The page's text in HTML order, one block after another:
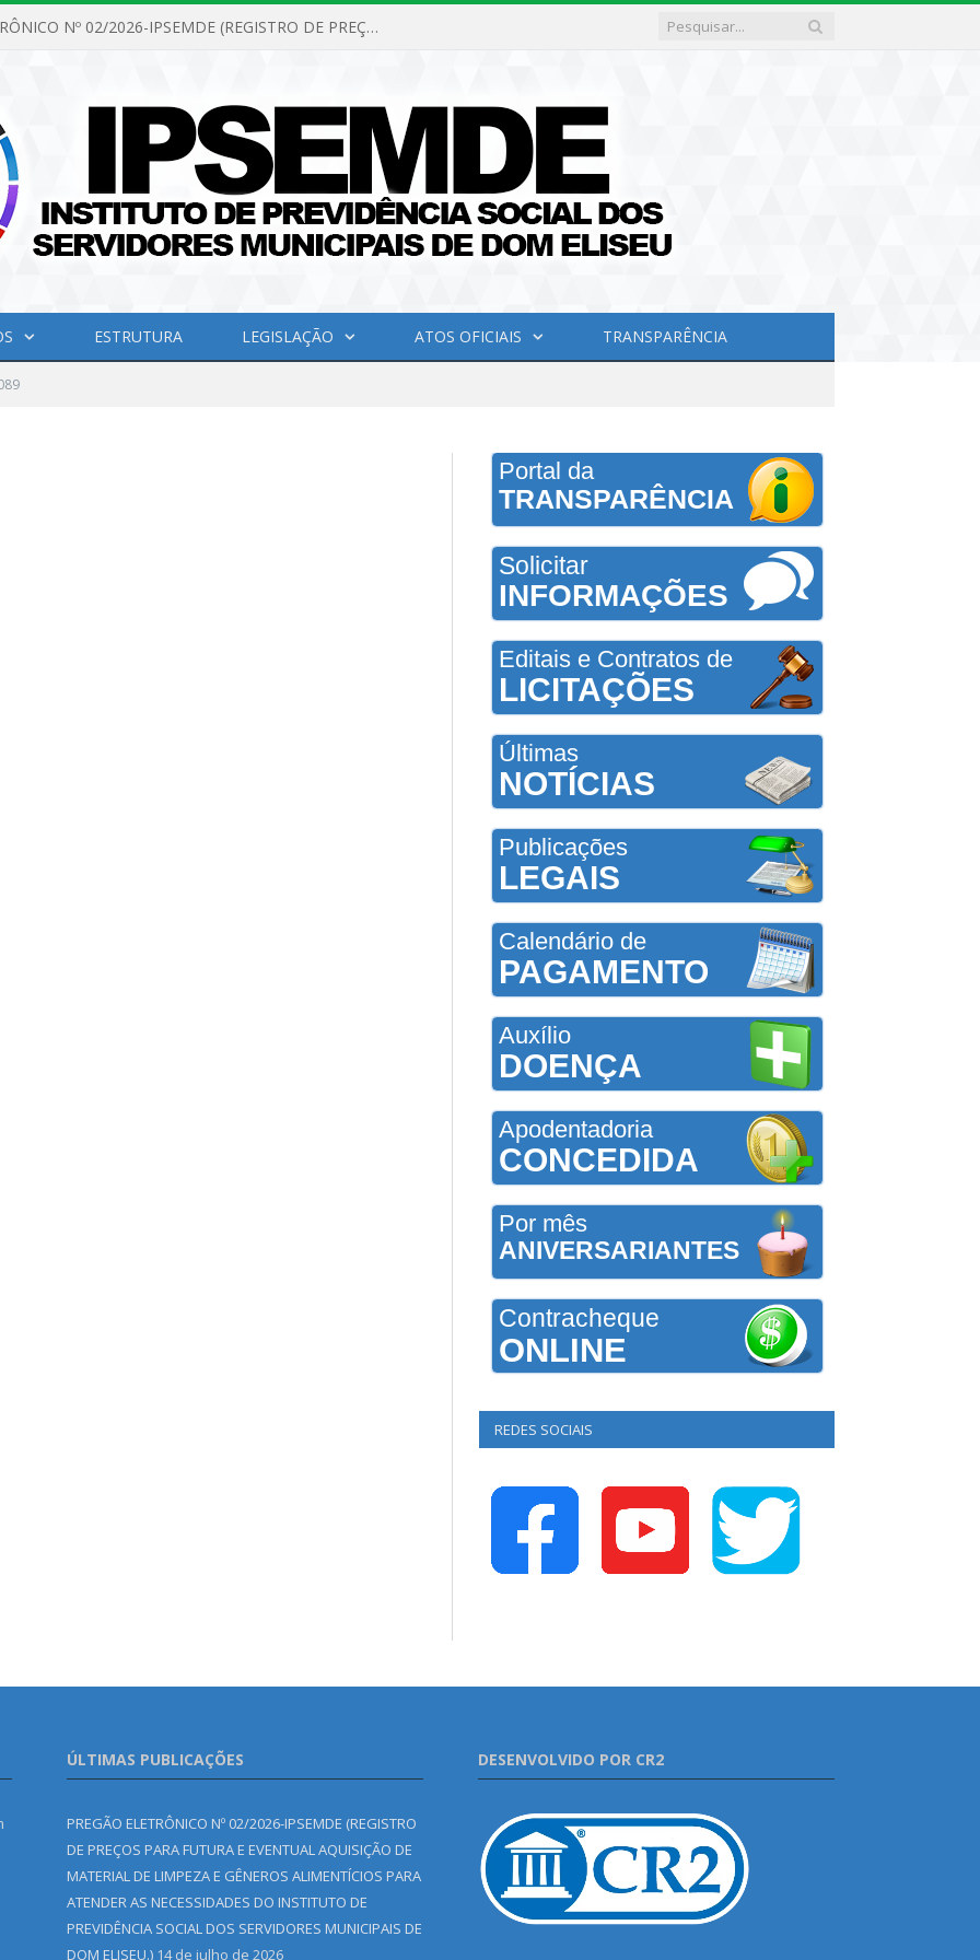
PREGÃO ELETRÔNICO Nº 02/2026-IPSEMDE (REGISTRO DE PREÇOS PARA FUTURA E EVENTUAL AQUISIÇÃO DE MATERIAL DE LIMPEZA E GÊNEROS ALIMENTÍCIOS PARA ATENDER AS NECESSIDADES DO INSTITUTO DE PREVIDÊNCIA SOCIAL DOS SERVIDORES MUNICIPAIS DE DOM ELISEU.)
ESTRUTURA LEGISLAÇÃO ATOS OFICIAIS TRANSPARÊNCIA
Portal da
TRANSPARÊNCIA
Solicitar
INFORMAÇÕES
Editais e Contratos de
LICITAÇÕES
Últimas
NOTÍCIAS
Publicações
LEGAIS
Calendário de
PAGAMENTO
Auxílio
DOENÇA
Apodentadoria
CONCEDIDA
Por mês
ANIVERSARIANTES
Contracheque
ONLINE
REDES SOCIAIS
ÚLTIMAS PUBLICAÇÕES
PREGÃO ELETRÔNICO Nº 02/2026-IPSEMDE (REGISTRO
DE PREÇOS PARA FUTURA E EVENTUAL AQUISIÇÃO DE
MATERIAL DE LIMPEZA E GÊNEROS ALIMENTÍCIOS PARA
ATENDER AS NECESSIDADES DO INSTITUTO DE
PREVIDÊNCIA SOCIAL DOS SERVIDORES MUNICIPAIS DE
DOM ELISEU.) 14 de julho de 2026
DESENVOLVIDO POR CR2